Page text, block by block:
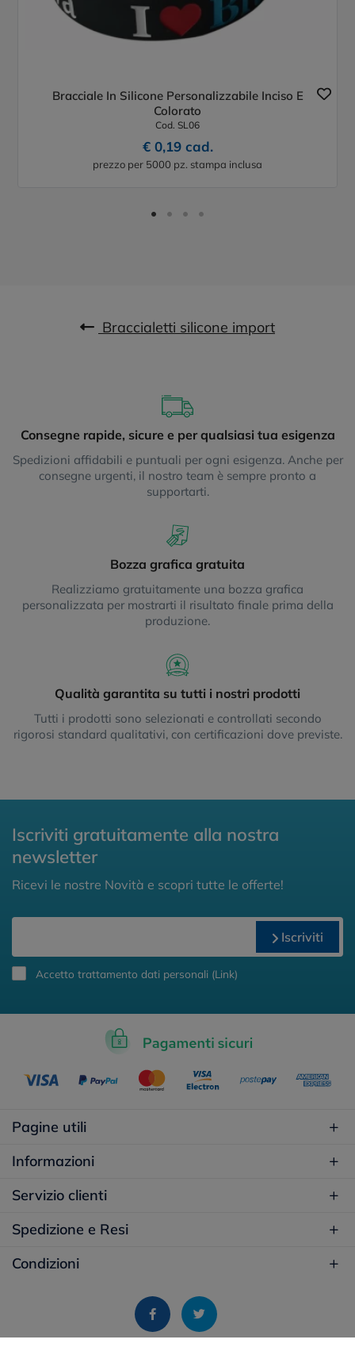
Bracciale In Silicone Personalizzabile Inciso E
Colorato
Cod. SL06
€ 0,19 cad.
prezzo per 5000 pz. stampa inclusa
Braccialetti silicone import
Consegne rapide, sicure e per qualsiasi tua esigenza
Spedizioni affidabili e puntuali per ogni esigenza. Anche per
consegne urgenti, il nostro team è sempre pronto a
supportarti.
Bozza grafica gratuita
Realizziamo gratuitamente una bozza grafica
personalizzata per mostrarti il risultato finale prima della
produzione.
Qualità garantita su tutti i nostri prodotti
Tutti i prodotti sono selezionati e controllati secondo
rigorosi standard qualitativi, con certificazioni dove previste.
Iscriviti gratuitamente alla nostra
newsletter
Ricevi le nostre Novità e scopri tutte le offerte!
Iscriviti
Accetto trattamento dati personali (Link)
Pagine utili
Informazioni
Servizio clienti
Spedizione e Resi
Condizioni